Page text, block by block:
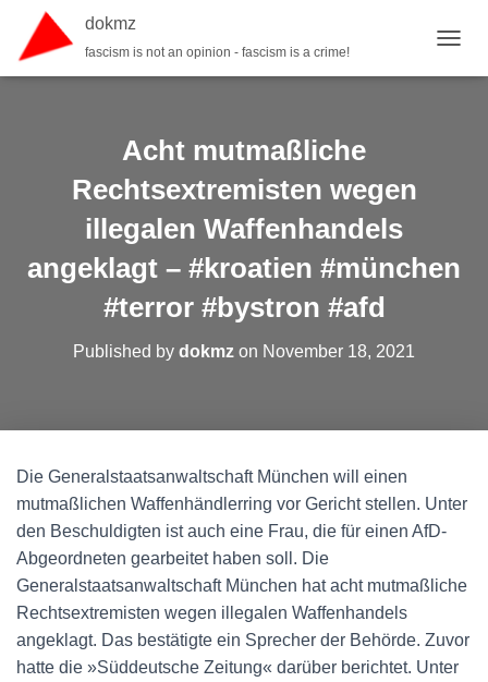
dokmz
fascism is not an opinion - fascism is a crime!
Acht mutmaßliche
Rechtsextremisten wegen
illegalen Waffenhandels
angeklagt – #kroatien #münchen
#terror #bystron #afd
Published by dokmz on November 18, 2021
Die Generalstaatsanwaltschaft München will einen
mutmaßlichen Waffenhändlerring vor Gericht stellen. Unter
den Beschuldigten ist auch eine Frau, die für einen AfD-
Abgeordneten gearbeitet haben soll. Die
Generalstaatsanwaltschaft München hat acht mutmaßliche
Rechtsextremisten wegen illegalen Waffenhandels
angeklagt. Das bestätigte ein Sprecher der Behörde. Zuvor
hatte die »Süddeutsche Zeitung« darüber berichtet. Unter